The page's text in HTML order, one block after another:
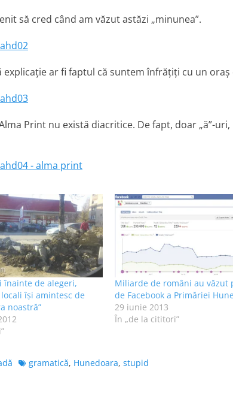
să cred când am văzut astăzi „minunea”.
explicaţie ar fi faptul că suntem înfrăţiţi cu un oraş
Print nu există diacritice. De fapt, doar „ă”-
înainte de alegeri,
îşi amintesc de
noastră”
Miliarde de români au văzut
de Facebook a Primăriei
29 iunie 2013
În „de la cititori”
Tagsgramatică, Hunedoara, stupid